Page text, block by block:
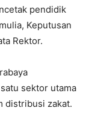
pendidik
Keputusan
Rektor.
sektor utama
distribusi zakat.